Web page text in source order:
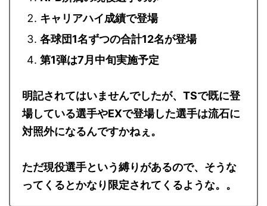
NPB所属の現役選手のみ
キャリアハイ成績で登場
各球団1名ずつの合計12名が登場
第1弾は7月中旬実施予定
明記されてはいませんでしたが、TSで既に登
場している選手やEXで登場した選手は流石に
対照外になるんですかねぇ。
ただ現役選手という縛りがあるので、そうな
ってくるとかなり限定されてくるような。。